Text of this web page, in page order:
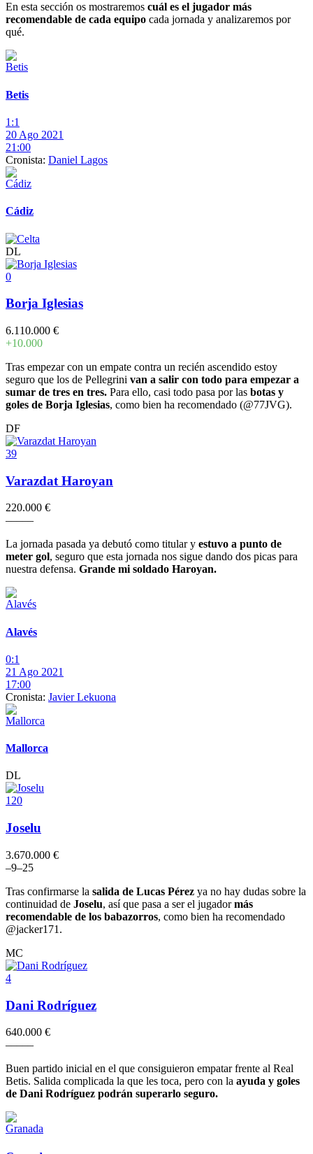
En esta sección os mostraremos cuál es el jugador más
recomendable de cada equipo cada jornada y analizaremos por
qué.
Betis
1:1
20 Ago 2021
21:00
Cronista: Daniel Lagos
Cádiz
DL
0
Borja Iglesias
6.110.000 €
+10.000
Tras empezar con un empate contra un recién ascendido estoy
seguro que los de Pellegrini van a salir con todo para empezar a
sumar de tres en tres. Para ello, casi todo pasa por las botas y
goles de Borja Iglesias, como bien ha recomendado (@77JVG).
DF
39
Varazdat Haroyan
220.000 €
–––––
La jornada pasada ya debutó como titular y estuvo a punto de
meter gol, seguro que esta jornada nos sigue dando dos picas para
nuestra defensa. Grande mi soldado Haroyan.
Alavés
0:1
21 Ago 2021
17:00
Cronista: Javier Lekuona
Mallorca
DL
120
Joselu
3.670.000 €
–9–25
Tras confirmarse la salida de Lucas Pérez ya no hay dudas sobre la
continuidad de Joselu, así que pasa a ser el jugadormás
recomendable de los babazorros, como bien ha recomendado
@jacker171.
MC
4
Dani Rodríguez
640.000 €
–––––
Buen partido inicial en el que consiguieron empatar frente al Real
Betis. Salida complicada la que les toca, pero con la ayuda y goles
de Dani Rodríguez podrán superarlo seguro.